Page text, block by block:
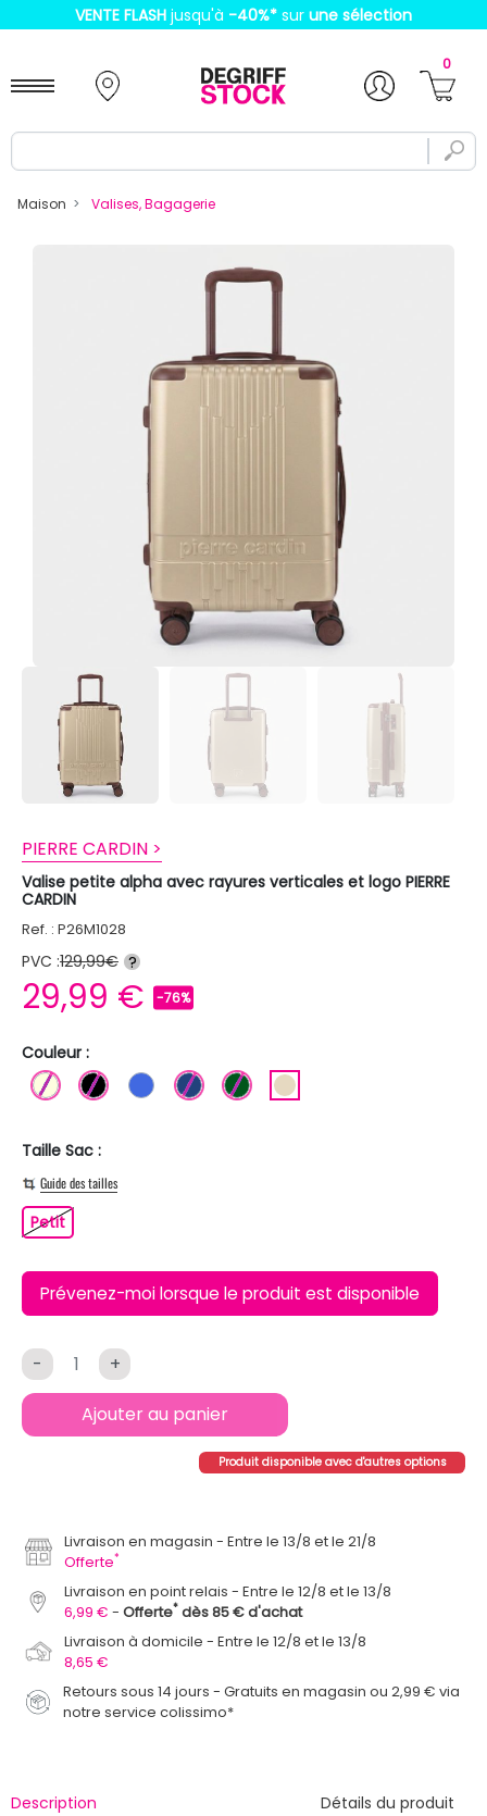
VENTE FLASH jusqu'à -40%* sur une sélection
0
Maison Valises, Bagagerie
PIERRE CARDIN >
Valise petite alpha avec rayures verticales et logo PIERRE
CARDIN
Ref. : P26M1028
PVC :129,99€ ?
29,99 € -76%
Couleur :
BLANC ECRU
NOIR BLEU ROIBLEU FONCEVERT FONCE
Taille Sac :
Guide des tailles
PetitPetit
Prévenez-moi lorsque le produit est disponible
- +
Ajouter au panier
Produit disponible avec d'autres options
Livraison en magasin
Entre le 13/8 et le 21/8
Offerte*
Livraison en point relais
Entre le 12/8 et le 13/8
6,99 €
Offerte* dès 85 € d'achat
Livraison à domicile
Entre le 12/8 et le 13/8
8,65 €
Retours sous 14 jours - Gratuits en magasin ou 2,99 € via
notre service colissimo*
Description Détails du produit